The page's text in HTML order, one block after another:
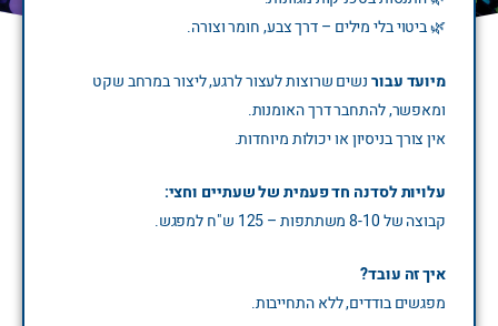
🌿 ביטוי בלי מילים – דרך צבע, חומר וצורה.
מיועד עבורנשים שרוצות לעצור לרגע, ליצור במרחב שקט
ומאפשר, להתחבר דרך האומנות.
אין צורך בניסיון או יכולות מיוחדות.
עלויות לסדנה חד פעמית של שעתיים וחצי:
קבוצה של 8-10 משתתפות – 125 ש"ח למפגש.
איך זה עובד?
מפגשים בודדים, ללא התחייבות.